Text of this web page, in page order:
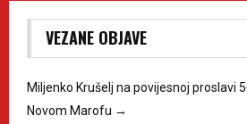
VEZANE OBJAVE
Miljenko Krušelj na povijesnoj proslavi
Novom Marofu →